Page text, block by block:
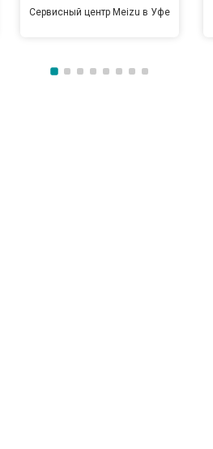
Сервисный центр Meizu в Уфе